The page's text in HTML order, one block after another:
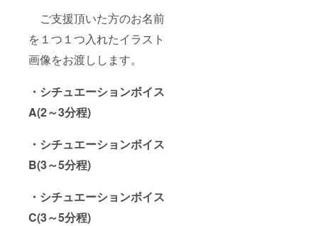
ご支援頂いた方のお名前
を１つ１つ入れたイラスト
画像をお渡しします。
・シチュエーションボイス
A(2～3分程)
・シチュエーションボイス
B(3～5分程)
・シチュエーションボイス
C(3～5分程)